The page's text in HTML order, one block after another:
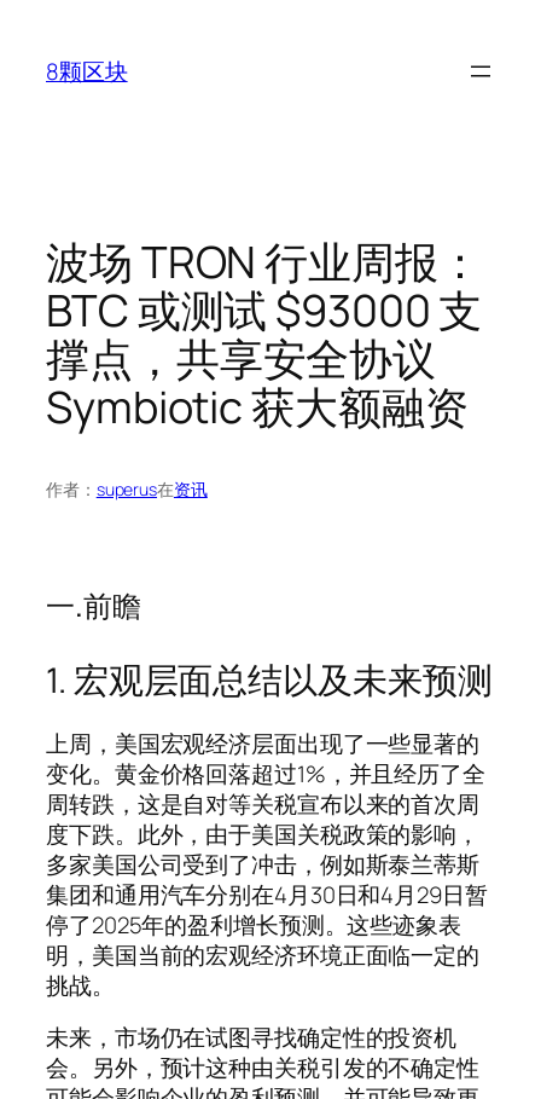
8颗区块
波场 TRON 行业周报：
BTC 或测试 $93000 支
撑点，共享安全协议
Symbiotic 获大额融资
作者： superus在资讯
一.前瞻
1. 宏观层面总结以及未来预测
上周，美国宏观经济层面出现了一些显著的
变化。黄金价格回落超过1%，并且经历了全
周转跌，这是自对等关税宣布以来的首次周
度下跌。此外，由于美国关税政策的影响，
多家美国公司受到了冲击，例如斯泰兰蒂斯
集团和通用汽车分别在4月30日和4月29日暂
停了2025年的盈利增长预测。这些迹象表
明，美国当前的宏观经济环境正面临一定的
挑战。
未来，市场仍在试图寻找确定性的投资机
会。另外，预计这种由关税引发的不确定性